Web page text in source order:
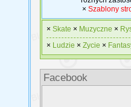
× Szablony
× Skate × Muzyczne ×
× Ludzie × Zycie ×
Facebook